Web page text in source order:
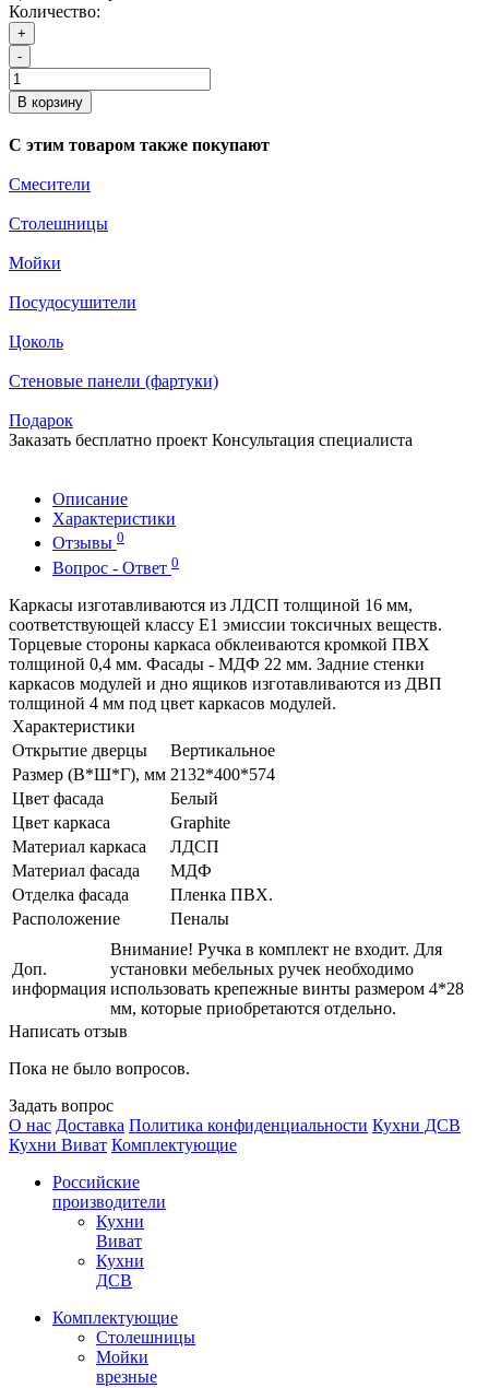
Количество:
+
-
В корзину
С этим товаром также покупают
Смесители
Столешницы
Мойки
Посудосушители
Цоколь
Стеновые панели (фартуки)
Подарок
Заказать бесплатно проект Консультация специалиста
Описание
Характеристики
Отзывы 0
Вопрос - Ответ 0
Каркасы изготавливаются из ЛДСП толщиной 16 мм,
соответствующей классу Е1 эмиссии токсичных веществ.
Торцевые стороны каркаса обклеиваются кромкой ПВХ
толщиной 0,4 мм. Фасады - МДФ 22 мм. Задние стенки
каркасов модулей и дно ящиков изготавливаются из ДВП
толщиной 4 мм под цвет каркасов модулей.
Характеристики
Открытие дверцы
Вертикальное
Размер (В*Ш*Г), мм 2132*400*574
Цвет фасада
Белый
Цвет каркаса
Graphite
Материал каркаса
ЛДСП
Материал фасада
МДФ
Отделка фасада
Пленка ПВХ.
Расположение
Пеналы
Доп.
информация
Внимание! Ручка в комплект не входит. Для
установки мебельных ручек необходимо
использовать крепежные винты размером 4*28
мм, которые приобретаются отдельно.
Написать отзыв
Пока не было вопросов.
Задать вопрос
О нас Доставка Политика конфиденциальности Кухни ДСВ
Кухни Виват Комплектующие
Российские
производители
Кухни
Виват
Кухни
ДСВ
Комплектующие
Столешницы
Мойки
врезные